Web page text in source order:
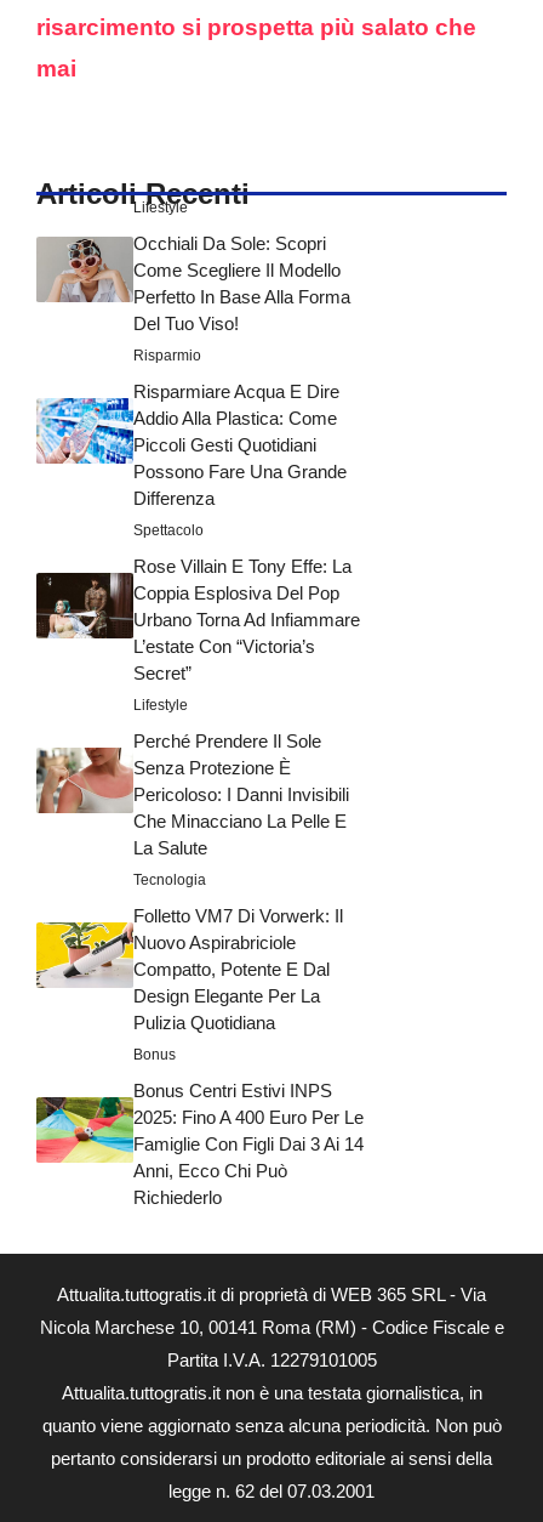
risarcimento si prospetta più salato che
mai
Articoli Recenti
Lifestyle
Occhiali Da Sole: Scopri
Come Scegliere Il Modello
Perfetto In Base Alla Forma
Del Tuo Viso!
Risparmio
Risparmiare Acqua E Dire
Addio Alla Plastica: Come
Piccoli Gesti Quotidiani
Possono Fare Una Grande
Differenza
Spettacolo
Rose Villain E Tony Effe: La
Coppia Esplosiva Del Pop
Urbano Torna Ad Infiammare
L’estate Con “Victoria’s
Secret”
Lifestyle
Perché Prendere Il Sole
Senza Protezione È
Pericoloso: I Danni Invisibili
Che Minacciano La Pelle E
La Salute
Tecnologia
Folletto VM7 Di Vorwerk: Il
Nuovo Aspirabriciole
Compatto, Potente E Dal
Design Elegante Per La
Pulizia Quotidiana
Bonus
Bonus Centri Estivi INPS
2025: Fino A 400 Euro Per Le
Famiglie Con Figli Dai 3 Ai 14
Anni, Ecco Chi Può
Richiederlo
Attualita.tuttogratis.it di proprietà di WEB 365 SRL - Via
Nicola Marchese 10, 00141 Roma (RM) - Codice Fiscale e
Partita I.V.A. 12279101005
Attualita.tuttogratis.it non è una testata giornalistica, in
quanto viene aggiornato senza alcuna periodicità. Non può
pertanto considerarsi un prodotto editoriale ai sensi della
legge n. 62 del 07.03.2001